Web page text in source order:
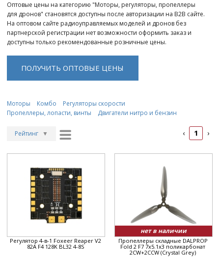
Войти в B2B
Стать партнером
Оптовые цены на категорию "Моторы, регуляторы, пропеллеры
для дронов" становятся доступны после авторизации на B2B сайте.
На оптовом сайте радиоуправляемых моделей и дронов без
партнерской регистрации нет возможности оформить заказ и
доступны только рекомендованные розничные цены.
ПОЛУЧИТЬ ОПТОВЫЕ ЦЕНЫ
Моторы Комбо
Регуляторы скорости
Пропеллеры, лопасти, винты
Двигатели нитро и бензин
Рейтинг ▼
Дата ▼
Цена ▲
Цена ▼
‹ 1 ›
Регулятор 4-в-1 Foxeer Reaper V2
82A F4 128K BL32 4-8S
нет в наличии
Пропеллеры складные DALPROP
Fold 2 F7 7x5.1x3 поликарбонат
2CW+2CCW (Crystal Grey)